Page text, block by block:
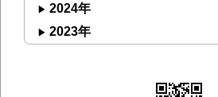
2024年
2023年